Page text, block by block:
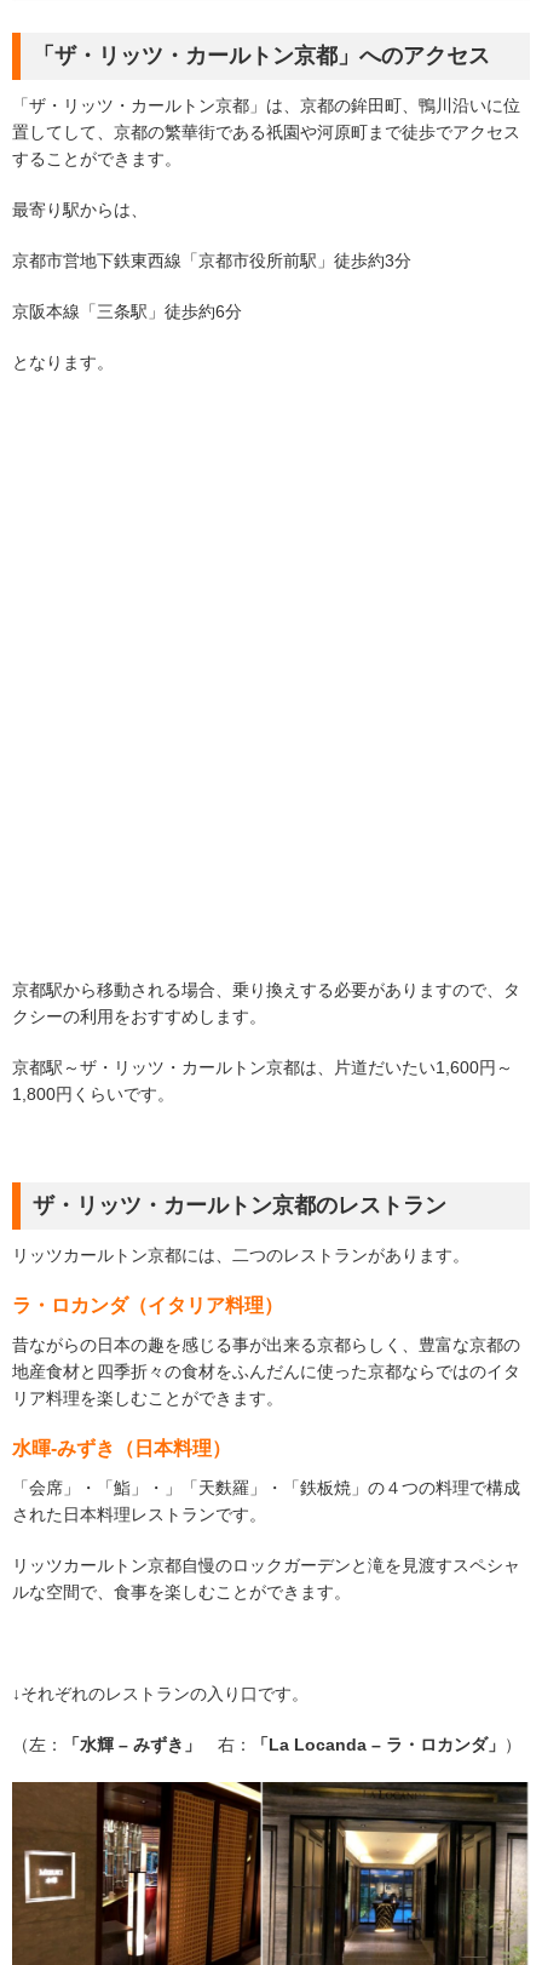
「ザ・リッツ・カールトン京都」へのアクセス
「ザ・リッツ・カールトン京都」は、京都の鉾田町、鴨川沿いに位
置してして、京都の繁華街である祇園や河原町まで徒歩でアクセス
することができます。
最寄り駅からは、
京都市営地下鉄東西線「京都市役所前駅」徒歩約3分
京阪本線「三条駅」徒歩約6分
となります。
京都駅から移動される場合、乗り換えする必要がありますので、タ
クシーの利用をおすすめします。
京都駅～ザ・リッツ・カールトン京都は、片道だいたい1,600円～
1,800円くらいです。
ザ・リッツ・カールトン京都のレストラン
リッツカールトン京都には、二つのレストランがあります。
ラ・ロカンダ（イタリア料理）
昔ながらの日本の趣を感じる事が出来る京都らしく、豊富な京都の
地産食材と四季折々の食材をふんだんに使った京都ならではのイタ
リア料理を楽しむことができます。
水暉‐みずき（日本料理）
「会席」・「鮨」・」「天麩羅」・「鉄板焼」の４つの料理で構成
された日本料理レストランです。
リッツカールトン京都自慢のロックガーデンと滝を見渡すスペシャ
ルな空間で、食事を楽しむことができます。
↓それぞれのレストランの入り口です。
（左： 「水輝 – みずき」 右： 「La Locanda – ラ・ロカンダ」 ）